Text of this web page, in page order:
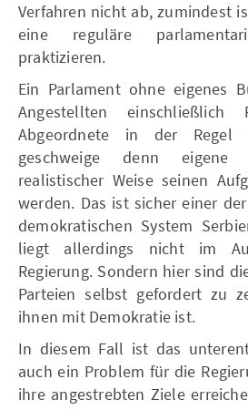
Verfahren nicht ab, zumindest
eine reguläre
praktizieren.
Ein Parlament ohne eigenes
Angestellten
Abgeordnete in der Regel
geschweige denn eigene
realistischer Weise seinen
werden. Das ist sicher einer
demokratischen System
liegt allerdings nicht im
Regierung. Sondern hier sind
Parteien selbst gefordert zu
ihnen mit Demokratie ist.
In diesem Fall ist das
auch ein Problem für die
ihre angestrebten Ziele